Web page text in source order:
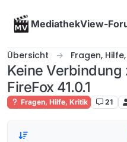
MediathekView-
Übersicht Fragen,
Keine Verbindung
FireFox 41.0.1
Fragen, Hilfe, Kritik 21